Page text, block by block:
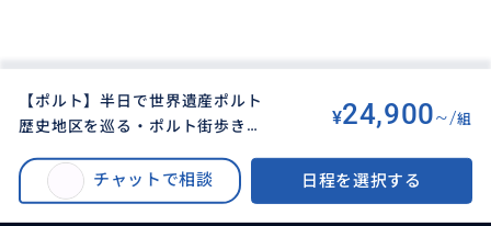
【ポルト】半日で世界遺産ポルト
歴史地区を巡る・ポルト街歩きツ
¥24,900~/組
チャットで相談 日程を選択する
【ポルト】半日で世界遺産ポルト歴史地区を巡る・ポルト街歩きツアー